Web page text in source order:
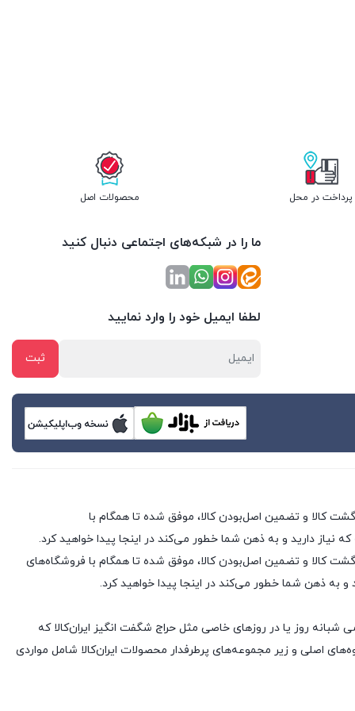
پرداخت در محل محصولات اصل
ما را در شبکه‌های اجتماعی دنبال کنید
لطفا ایمیل خود را وارد نمایید
نیاز دارید و به ذهن شما خطور می‌کند در اینجا پیدا خواهید کرد.
فروشگاه های اینترنتی با بیش از یک دهه تجربه، با پایبندی به سه اصل کلیدی، پرداخت در محل، ۷ روز ضمانت بازگشت کالا و تضمین اصل‌بودن کالا، موفق شده تا همگام با فروشگاه‌های
و به ذهن شما خطور می‌کند در اینجا پیدا خواهید کرد.
روز یا در روزهای خاصی مثل حراج شگفت انگیز ایران‌کالا که
اصلی و زیر مجموعه‌های پرطرفدار محصولات ایران‌کالا شامل مواردی